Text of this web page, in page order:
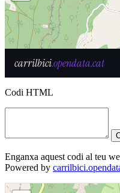
Codi HTML
Enganxa aquest codi al teu
Powered by